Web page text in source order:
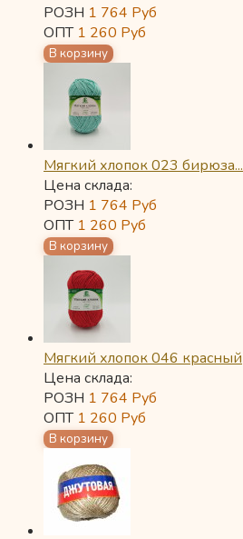
РОЗН 1 764 Руб
ОПТ 1 260 Руб
Мягкий хлопок 023 бирюза...
Цена склада:
РОЗН 1 764 Руб
ОПТ 1 260 Руб
Мягкий хлопок 046 красный
Цена склада:
РОЗН 1 764 Руб
ОПТ 1 260 Руб